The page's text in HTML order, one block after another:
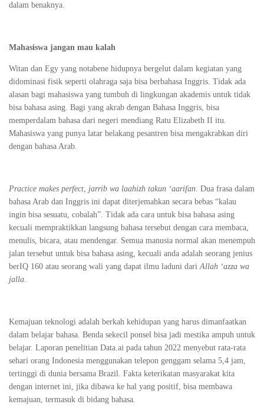
dalam benaknya.
Mahasiswa jangan mau kalah
Witan dan Egy yang notabene hidupnya bergelut dalam kegiatan yang
didominasi fisik seperti olahraga saja bisa berbahasa Inggris. Tidak ada
alasan bagi mahasiswa yang tumbuh di lingkungan akademis untuk tidak
bisa bahasa asing. Bagi yang akrab dengan Bahasa Inggris, bisa
memperdalam bahasa dari negeri mendiang Ratu Elizabeth II itu.
Mahasiswa yang punya latar belakang pesantren bisa mengakrabkan diri
dengan bahasa Arab.
Practice makes perfect, jarrib wa laahizh takun ‘aarifan. Dua frasa dalam
bahasa Arab dan Inggris ini dapat diterjemahkan secara bebas “kalau
ingin bisa sesuatu, cobalah”. Tidak ada cara untuk bisa bahasa asing
kecuali mempraktikkan langsung bahasa tersebut dengan cara membaca,
menulis, bicara, atau mendengar. Semua manusia normal akan menempuh
jalan tersebut untuk bisa bahasa asing, kecuali anda adalah seorang jenius
berIQ 160 atau seorang wali yang dapat ilmu laduni dariAllah ‘azza wa
jalla.
Kemajuan teknologi adalah berkah kehidupan yang harus dimanfaatkan
dalam belajar bahasa. Benda sekecil ponsel bisa jadi mestika ampuh untuk
belajar. Laporan penelitian Data.ai pada tahun 2022 menyebut rata-rata
sehari orang Indonesia menggunakan telepon genggam selama 5,4 jam,
tertinggi di dunia bersama Brazil. Fakta keterikatan masyarakat kita
dengan internet ini, jika dibawa ke hal yang positif, bisa membawa
kemajuan, termasuk di bidang bahasa.